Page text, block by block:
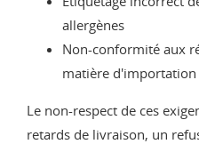
allergènes
Non-conformité aux
matière
Le non-respect de ces
retards de livraison, un